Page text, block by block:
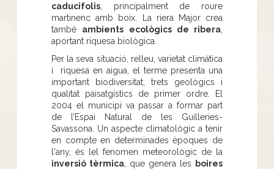
caducifolis , principalment de roure
martinenc amb boix. La riera Major crea
també ambients ecològics de ribera
aportant riquesa biològica.
Per la seva situació, relleu, varietat climàtica
i riquesa en aigua, el terme presenta una
important biodiversitat, trets geològics i
qualitat paisatgístics de primer ordre. El
2004 el municipi va passar a formar part
de l’Espai Natural de les Guilleries-
Savassona. Un aspecte climatològic a tenir
en compte en determinades èpoques de
l'any, és lel fenomen meteorològic de la
inversió tèrmica , que genera les
boires